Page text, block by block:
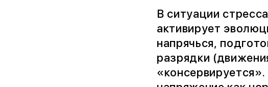
В ситуации
активирует
напрячься,
разрядки